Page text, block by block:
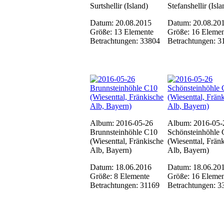
Surtshellir (Island)
Datum: 20.08.2015
Größe: 13 Elemente
Betrachtungen: 33804
Stefanshellir
Datum:
Größe: 16
Betrachtungen:
Album: 2016-05-26
Brunnsteinhöhle C10
(Wiesenttal, Fränkische
Alb, Bayern)
Datum: 18.06.2016
Größe: 8 Elemente
Betrachtungen: 31169
Album: 2016-05-
Schönsteinhöhle
(Wiesenttal,
Alb, Bayern)
Datum:
Größe: 16
Betrachtungen: